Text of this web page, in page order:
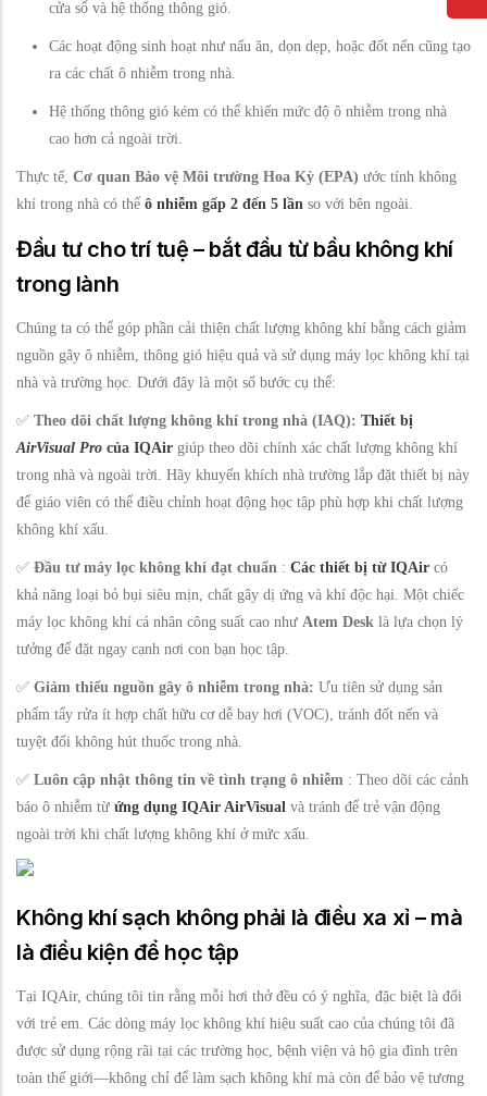
cửa sổ và hệ thống thông gió.
Các hoạt động sinh hoạt như nấu ăn, dọn dẹp, hoặc đốt nến cũng tạo
ra các chất ô nhiễm trong nhà.
Hệ thống thông gió kém có thể khiến mức độ ô nhiễm trong nhà
cao hơn cả ngoài trời.
Thực tế, Cơ quan Bảo vệ Môi trường Hoa Kỳ (EPA) ước tính không
khí trong nhà có thể ô nhiễm gấp 2 đến 5 lần so với bên ngoài.
Đầu tư cho trí tuệ – bắt đầu từ bầu không khí
trong lành
Chúng ta có thể góp phần cải thiện chất lượng không khí bằng cách giảm
nguồn gây ô nhiễm, thông gió hiệu quả và sử dụng máy lọc không khí tại
nhà và trường học. Dưới đây là một số bước cụ thể:
✅ Theo dõi chất lượng không khí trong nhà (IAQ): Thiết bị
AirVisual Pro của IQAir giúp theo dõi chính xác chất lượng không khí
trong nhà và ngoài trời. Hãy khuyến khích nhà trường lắp đặt thiết bị này
để giáo viên có thể điều chỉnh hoạt động học tập phù hợp khi chất lượng
không khí xấu.
✅ Đầu tư máy lọc không khí đạt chuẩn : Các thiết bị từ IQAir có
khả năng loại bỏ bụi siêu mịn, chất gây dị ứng và khí độc hại. Một chiếc
máy lọc không khí cá nhân công suất cao như Atem Desk là lựa chọn lý
tưởng để đặt ngay cạnh nơi con bạn học tập.
✅ Giảm thiểu nguồn gây ô nhiễm trong nhà: Ưu tiên sử dụng sản
phẩm tẩy rửa ít hợp chất hữu cơ dễ bay hơi (VOC), tránh đốt nến và
tuyệt đối không hút thuốc trong nhà.
✅ Luôn cập nhật thông tin về tình trạng ô nhiễm : Theo dõi các cảnh
báo ô nhiễm từ ứng dụng IQAir AirVisual và tránh để trẻ vận động
ngoài trời khi chất lượng không khí ở mức xấu.
Không khí sạch không phải là điều xa xỉ – mà
là điều kiện để học tập
Tại IQAir, chúng tôi tin rằng mỗi hơi thở đều có ý nghĩa, đặc biệt là đối
với trẻ em. Các dòng máy lọc không khí hiệu suất cao của chúng tôi đã
được sử dụng rộng rãi tại các trường học, bệnh viện và hộ gia đình trên
toàn thế giới—không chỉ để làm sạch không khí mà còn để bảo vệ tương